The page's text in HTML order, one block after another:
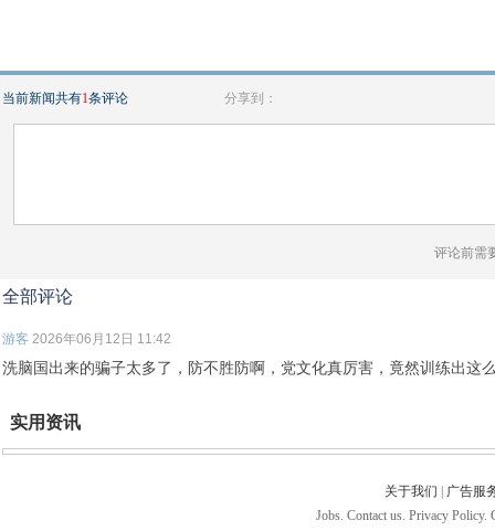
当前新闻共有1条评论 分享到：
评论前需
全部评论
游客 2026年06月12日 11:42
洗脑国出来的骗子太多了，防不胜防啊，党文化真厉害，竟然训练出这
实用资讯
关于我们
广告服
Jobs. Contact us. Privacy